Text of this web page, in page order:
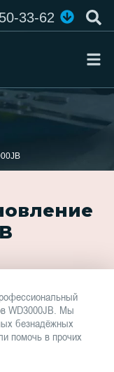
33-62
WD3000JB. Мы
безнадёжных
помочь в прочих